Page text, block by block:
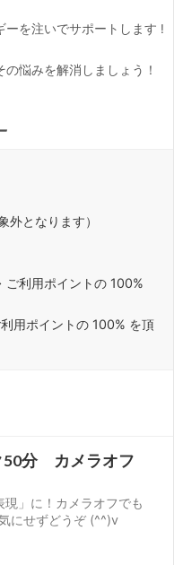
ーを注いでサポートします !
悩みを解消しましょう！
外となります）
利用ポイントの 100%
用ポイントの 100% を頂
50分 カメラオフ
現」に！カメラオフでも
にせずどうぞ (^^)v